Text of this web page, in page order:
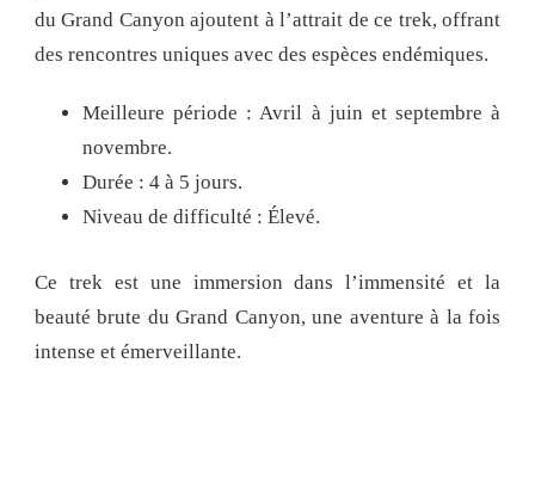
du Grand Canyon ajoutent à l’attrait de ce trek, offrant
des rencontres uniques avec des espèces endémiques.
Meilleure période : Avril à juin et septembre à
novembre.
Durée : 4 à 5 jours.
Niveau de difficulté : Élevé.
Ce trek est une immersion dans l’immensité et la
beauté brute du Grand Canyon, une aventure à la fois
intense et émerveillante.